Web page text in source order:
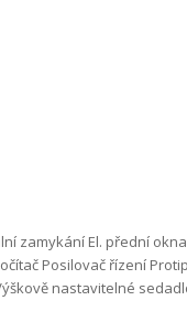
zamykání El. přední
Posilovač řízení
nastavitelné